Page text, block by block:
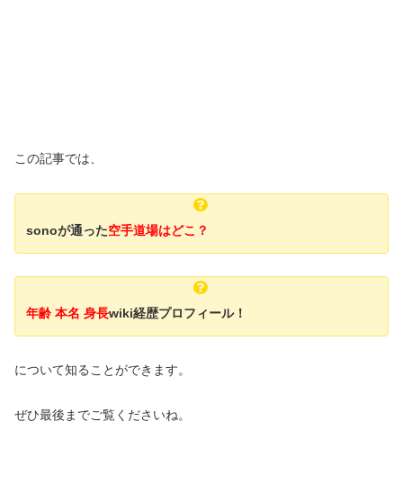
この記事では、
sonoが通った空手道場はどこ？
年齢 本名 身長wiki経歴プロフィール！
について知ることができます。
ぜひ最後までご覧くださいね。